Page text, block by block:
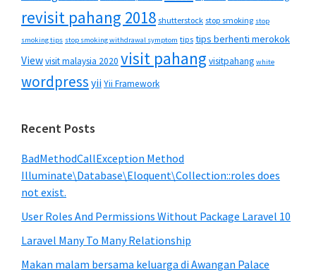
revisit pahang 2018 shutterstock stop smoking stop
smoking tips stop smoking withdrawal symptom tips tips berhenti merokok
Viewvisit malaysia 2020 visit pahang visitpahang white
wordpress yii Yii Framework
Recent Posts
BadMethodCallException Method
Illuminate\Database\Eloquent\Collection::roles does
not exist.
User Roles And Permissions Without Package Laravel 10
Laravel Many To Many Relationship
Makan malam bersama keluarga di Awangan Palace